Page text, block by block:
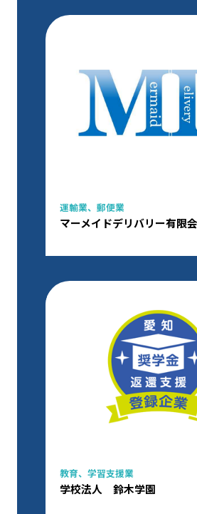
運輸業、郵便業
マーメイドデリバリー有限
教育、学習支援業
学校法人 鈴木学園